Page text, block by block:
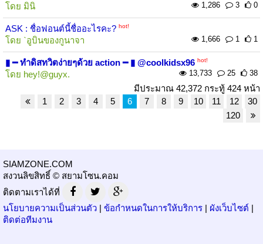
โดย มินิ 1,286 3 0
ASK : ชื่อฟอนต์นี้ชื่ออะไรคะ? hot!
โดย `อูบินของกูนาจา 1,666 1 1
▮ ━ ทำดิสทวิตง่ายๆด้วย action ━ ▮ @coolkidsx96 hot!
โดย hey!@guyx. 13,733 25 38
มีประมาณ 42,372 กระทู้ 424 หน้า
1
2 3 4 5 6 7 8 9 10 11 12
30
120
SIAMZONE.COM
สงวนลิขสิทธิ์ © สยามโซน.คอม
ติดตามเราได้ที่
นโยบายความเป็นส่วนตัว | ข้อกำหนดในการให้บริการ | ผังเว็บไซต์ |
ติดต่อทีมงาน